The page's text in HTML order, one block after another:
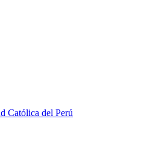
Católica del Perú